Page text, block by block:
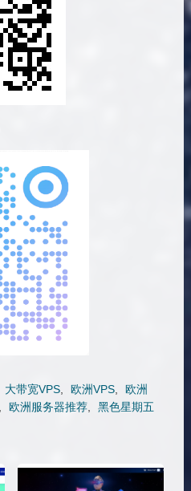
大带宽VPS, 欧洲VPS,
欧洲
欧洲服务器推荐, 黑色星期五